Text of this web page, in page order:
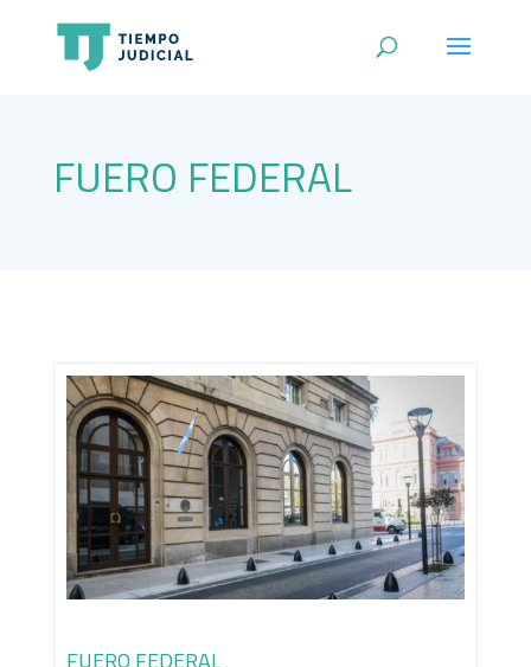
FUERO FEDERAL